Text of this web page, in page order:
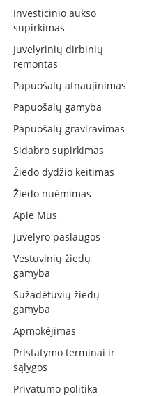
Investicinio aukso
supirkimas
Juvelyrinių dirbinių
remontas
Papuošalų atnaujinimas
Papuošalų gamyba
Papuošalų graviravimas
Sidabro supirkimas
Žiedo dydžio keitimas
Žiedo nuėmimas
Apie Mus
Juvelyro paslaugos
Vestuvinių žiedų
gamyba
Sužadėtuvių žiedų
gamyba
Apmokėjimas
Pristatymo terminai ir
sąlygos
Privatumo politika